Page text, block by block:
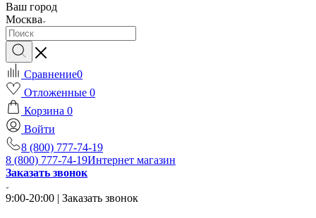
Ваш город
Москва
Сравнение0
Отложенные 0
Корзина 0
Войти
8 (800) 777-74-19
8 (800) 777-74-19Интернет магазин
Заказать звонок
9:00-20:00 | Заказать звонок